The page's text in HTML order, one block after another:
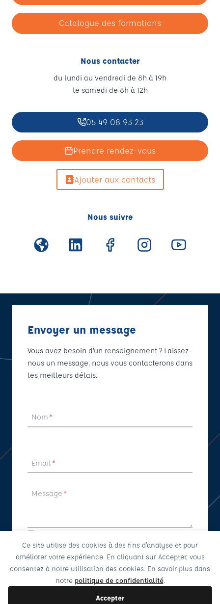
Ce site utilise des cookies à des fins d’analyse et pour
améliorer votre expérience. En cliquant sur Accepter, vous
consentez à notre utilisation des cookies. En savoir plus dans
notre politique de confidentialité.
Accepter
Catalogue des formations
Nous contacter
du lundi au vendredi de 8h à 19h
le samedi de 8h à 12h
05 49 08 93 23
Prendre rendez-vous
Ajouter aux contacts
Nous suivre
Envoyer un message
Vous avez besoin d’un renseignement ? Laissez-
nous un message, nous vous contacterons dans
les meilleurs délais.
Nom *
Email *
Message *
Envoyer